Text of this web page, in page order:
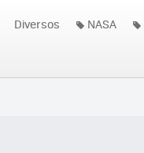
Diversos NASA